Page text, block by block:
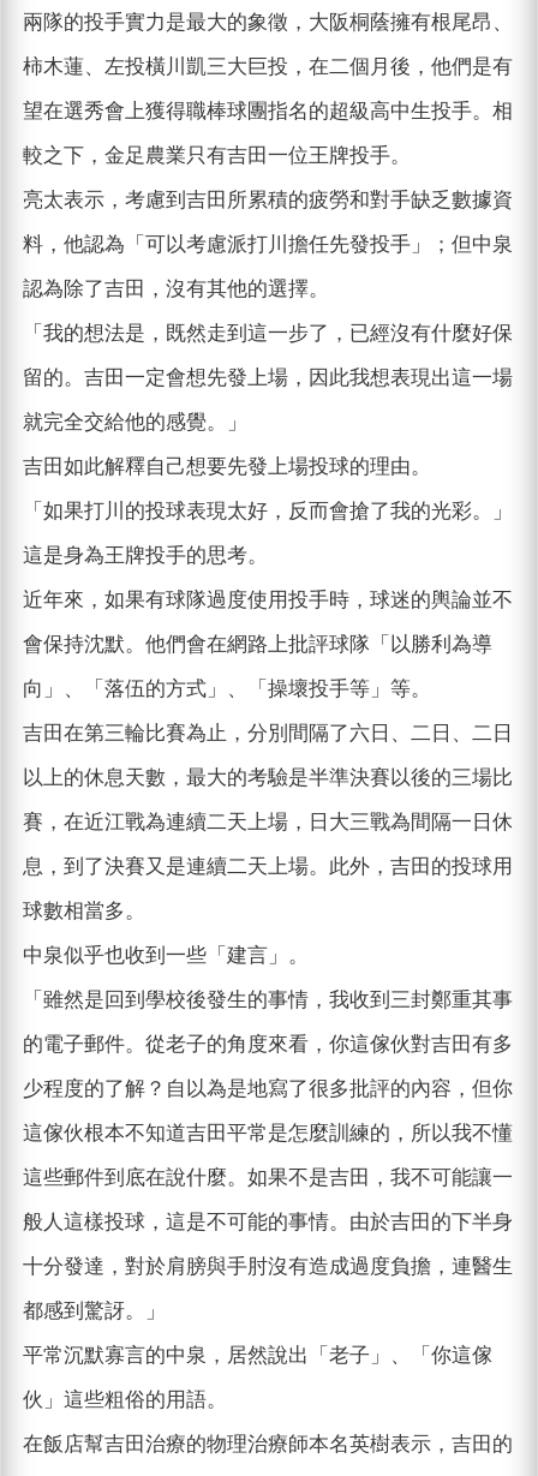
兩隊的投手實力是最大的象徵，大阪桐蔭擁有根尾昂、
柿木蓮、左投橫川凱三大巨投，在二個月後，他們是有
望在選秀會上獲得職棒球團指名的超級高中生投手。相
較之下，金足農業只有吉田一位王牌投手。
亮太表示，考慮到吉田所累積的疲勞和對手缺乏數據資
料，他認為「可以考慮派打川擔任先發投手」；但中泉
認為除了吉田，沒有其他的選擇。
「我的想法是，既然走到這一步了，已經沒有什麼好保
留的。吉田一定會想先發上場，因此我想表現出這一場
就完全交給他的感覺。」
吉田如此解釋自己想要先發上場投球的理由。
「如果打川的投球表現太好，反而會搶了我的光彩。」
這是身為王牌投手的思考。
近年來，如果有球隊過度使用投手時，球迷的輿論並不
會保持沈默。他們會在網路上批評球隊「以勝利為導
向」、「落伍的方式」、「操壞投手等」等。
吉田在第三輪比賽為止，分別間隔了六日、二日、二日
以上的休息天數，最大的考驗是半準決賽以後的三場比
賽，在近江戰為連續二天上場，日大三戰為間隔一日休
息，到了決賽又是連續二天上場。此外，吉田的投球用
球數相當多。
中泉似乎也收到一些「建言」。
「雖然是回到學校後發生的事情，我收到三封鄭重其事
的電子郵件。從老子的角度來看，你這傢伙對吉田有多
少程度的了解？自以為是地寫了很多批評的內容，但你
這傢伙根本不知道吉田平常是怎麼訓練的，所以我不懂
這些郵件到底在說什麼。如果不是吉田，我不可能讓一
般人這樣投球，這是不可能的事情。由於吉田的下半身
十分發達，對於肩膀與手肘沒有造成過度負擔，連醫生
都感到驚訝。」
平常沉默寡言的中泉，居然說出「老子」、「你這傢
伙」這些粗俗的用語。
在飯店幫吉田治療的物理治療師本名英樹表示，吉田的